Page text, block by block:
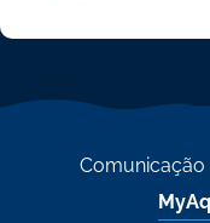
Comunicação